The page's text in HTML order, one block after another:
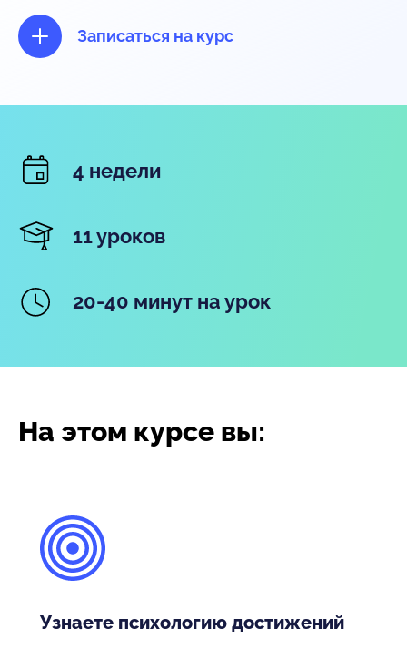
Записаться на курс
4 недели
11 уроков
20-40 минут на урок
На этом курсе вы:
Узнаете психологию достижений